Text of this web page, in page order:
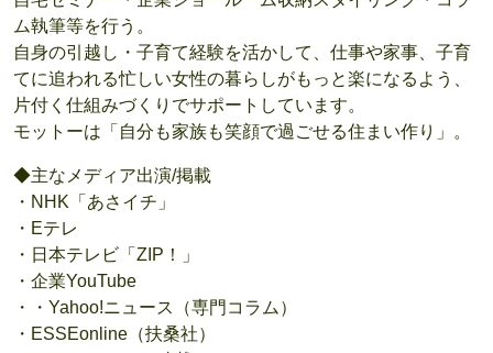
ム執筆等を行う。
自身の引越し・子育て経験を活かして、仕事や家事、子育
てに追われる忙しい女性の暮らしがもっと楽になるよう、
片付く仕組みづくりでサポートしています。
モットーは「自分も家族も笑顔で過ごせる住まい作り」。
◆主なメディア出演/掲載
・NHK「あさイチ」
・Eテレ
・日本テレビ「ZIP！」
・企業YouTube
・・Yahoo!ニュース（専門コラム）
・ESSEonline（扶桑社）